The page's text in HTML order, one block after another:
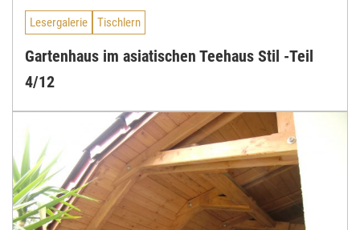
Lesergalerie Tischlern
Gartenhaus im asiatischen Teehaus Stil -Teil
4/12